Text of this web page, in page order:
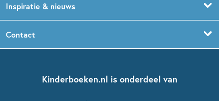
Babyboeken
Sprookjesboeken
Kinderboeken diversiteit
Boekentips 5 - 7 jaar
Dog Man
Inspiratie & nieuws
Kinderjury
Contact
Kinderboeken.nl is onderdeel van